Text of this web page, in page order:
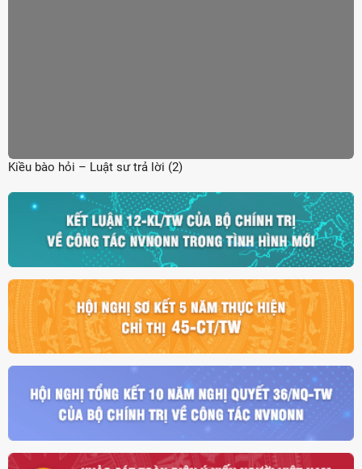
Kiều bào hỏi – Luật sư trả lời (2)